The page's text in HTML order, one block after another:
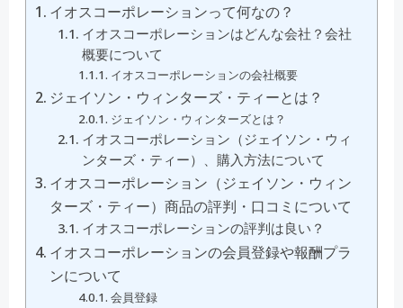
イオスコーポレーションって何なの？
イオスコーポレーションはどんな会社？会社
概要について
イオスコーポレーションの会社概要
ジェイソン・ウィンターズ・ティーとは？
ジェイソン・ウィンターズとは？
イオスコーポレーション（ジェイソン・ウィ
ンターズ・ティー）、購入方法について
イオスコーポレーション（ジェイソン・ウィン
ターズ・ティー）商品の評判・口コミについて
イオスコーポレーションの評判は良い？
イオスコーポレーションの会員登録や報酬プラ
ンについて
会員登録